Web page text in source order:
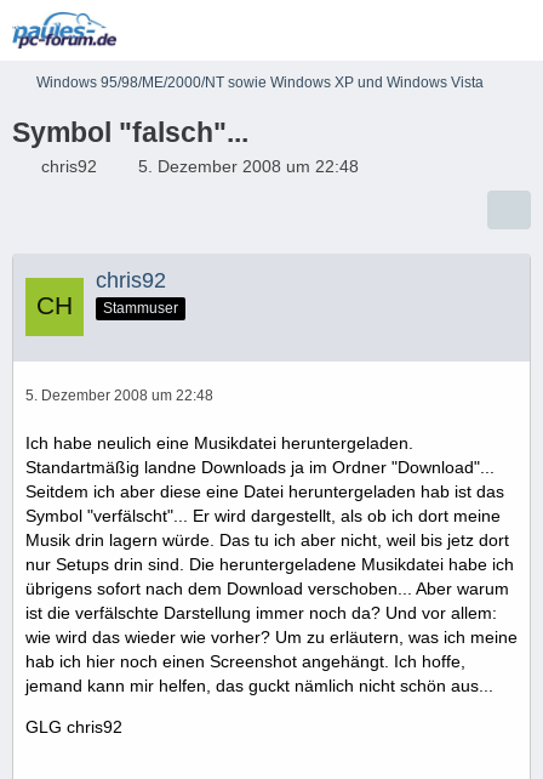
Windows 95/98/ME/2000/NT sowie Windows XP und Windows Vista
Symbol "falsch"...
chris92 5. Dezember 2008 um 22:48
chris92
Stammuser
5. Dezember 2008 um 22:48
Ich habe neulich eine Musikdatei heruntergeladen.
Standartmäßig landne Downloads ja im Ordner "Download"...
Seitdem ich aber diese eine Datei heruntergeladen hab ist das
Symbol "verfälscht"... Er wird dargestellt, als ob ich dort meine
Musik drin lagern würde. Das tu ich aber nicht, weil bis jetz dort
nur Setups drin sind. Die heruntergeladene Musikdatei habe ich
übrigens sofort nach dem Download verschoben... Aber warum
ist die verfälschte Darstellung immer noch da? Und vor allem:
wie wird das wieder wie vorher? Um zu erläutern, was ich meine
hab ich hier noch einen Screenshot angehängt. Ich hoffe,
jemand kann mir helfen, das guckt nämlich nicht schön aus...
GLG chris92